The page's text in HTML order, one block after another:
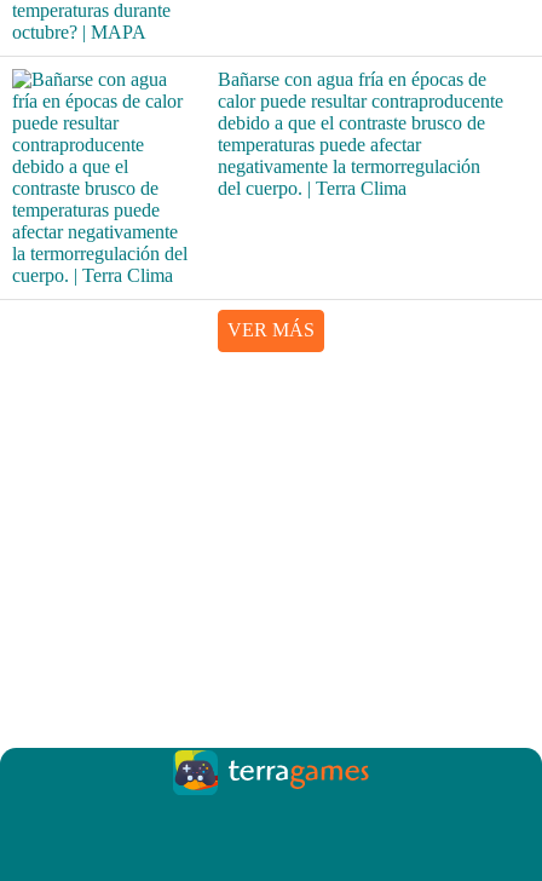
Bañarse con agua fría en épocas de
calor puede resultar contraproducente
debido a que el contraste brusco de
temperaturas puede afectar
negativamente la termorregulación
del cuerpo. | Terra Clima
VER MÁS